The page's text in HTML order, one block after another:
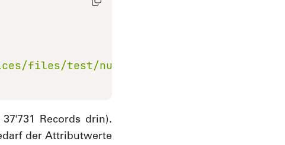
files/test/
Records drin).
der Attributwerte